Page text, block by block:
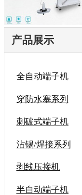
产品展示
全自动端子机
穿防水塞系列
刺破式端子机
沾锡/焊接系列
剥线压接机
半自动端子机